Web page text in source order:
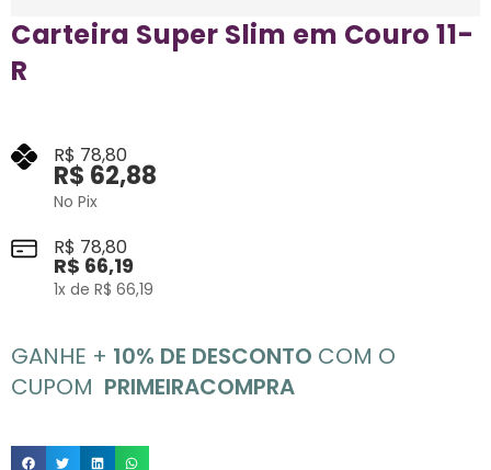
Carteira Super Slim em Couro 11-
R
R$ 78,80
R$ 66,19
1x de R$ 66,19
R$ 78,80
R$ 62,88
No Pix
GANHE + 10% DE DESCONTO COM O
CUPOM PRIMEIRACOMPRA